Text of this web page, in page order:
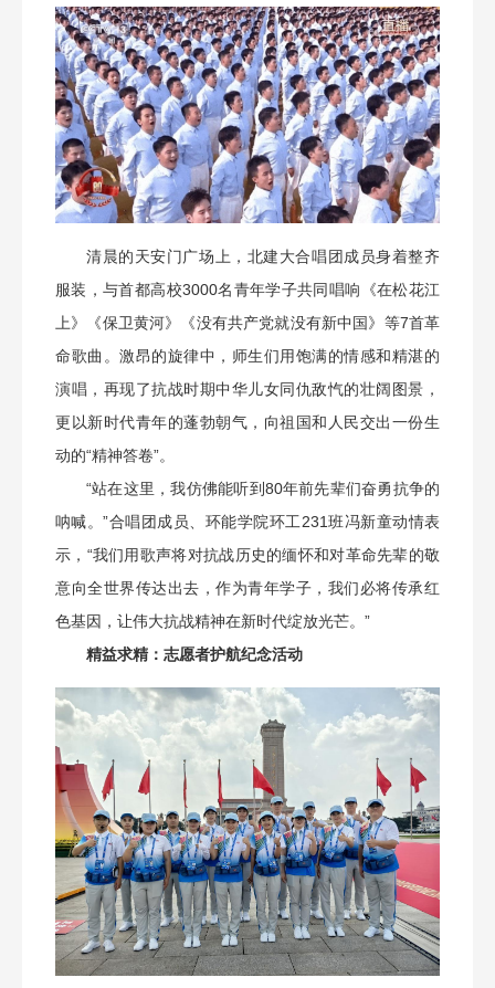
清晨的天安门广场上，北建大合唱团成员身着整齐
服装，与首都高校3000名青年学子共同唱响《在松花江
上》《保卫黄河》《没有共产党就没有新中国》等7首革
命歌曲。激昂的旋律中，师生们用饱满的情感和精湛的
演唱，再现了抗战时期中华儿女同仇敌忾的壮阔图景，
更以新时代青年的蓬勃朝气，向祖国和人民交出一份生
动的“精神答卷”。
“站在这里，我仿佛能听到80年前先辈们奋勇抗争的
呐喊。”合唱团成员、环能学院环工231班冯新童动情表
示，“我们用歌声将对抗战历史的缅怀和对革命先辈的敬
意向全世界传达出去，作为青年学子，我们必将传承红
色基因，让伟大抗战精神在新时代绽放光芒。”
精益求精：志愿者护航纪念活动